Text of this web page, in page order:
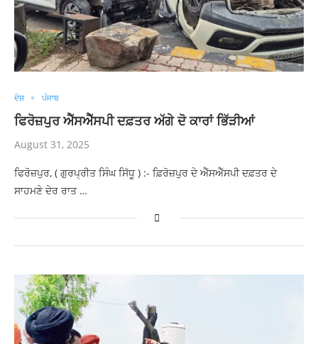
ਦੇਸ਼ ਪੰਜਾਬ
ਫਿਰੋਜ਼ਪੁਰ ਐੱਸਐੱਸਪੀ ਦਫ਼ਤਰ ਅੱਗੇ ਦੋ ਕਾਰਾਂ ਭਿੱੜੀਆਂ
August 31, 2025
ਫਿਰੋਜ਼ਪੁਰ, ( ਗੁਰਪ੍ਰੀਤ ਸਿੰਘ ਸਿੱਧੂ ) :- ਫ਼ਿਰੋਜ਼ਪੁਰ ਦੇ ਐੱਸਐੱਸਪੀ ਦਫ਼ਤਰ ਦੇ
ਸਾਹਮਣੇ ਦੇਰ ਰਾਤ …